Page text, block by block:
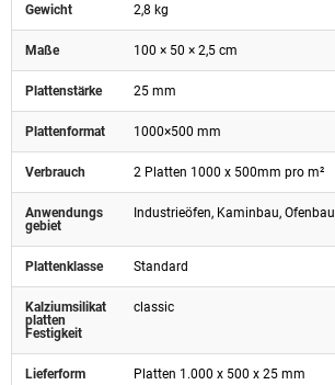
Gewicht 2,8 kg
Maße 100 × 50 × 2,5 cm
Plattenstärke 25 mm
Plattenformat 1000×500 mm
Verbrauch 2 Platten 1000 x 500mm pro m²
Anwendungs
gebiet
Industrieöfen, Kaminbau, Ofenbau
Plattenklasse Standard
Kalziumsilikat
platten
Festigkeit
classic
Lieferform Platten 1.000 x 500 x 25 mm